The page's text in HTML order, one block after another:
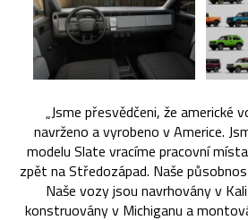
„Jsme přesvědčeni, že americké
navrženo a vyrobeno v Americe.
modelu Slate vracíme pracovní
zpět na Středozápad. Naše
Naše vozy jsou navrhovány v
konstruovány v Michiganu a